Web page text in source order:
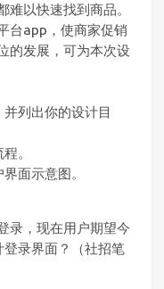
以快速找到商品。
台app，使商家促销
的发展，可为本次设
列出你的设计目
。
面示意图。
录，现在用户期望今
录界面？（社招笔